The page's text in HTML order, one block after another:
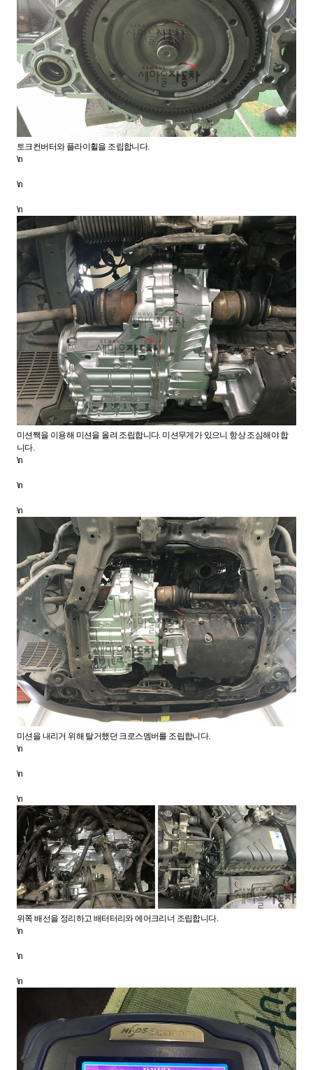
토크컨버터와 플라이휠을 조립합니다.
\n
\n
\n
미션짹을 이용해 미션을 올려 조립합니다. 미션무게가 있으니 항상 조심해야 합
니다.
\n
\n
\n
미션을 내리거 위해 탈거했던 크로스멤버를 조립합니다.
\n
\n
\n
위쪽 배선을 정리하고 배터터리와 에어크리너 조립합니다.
\n
\n
\n